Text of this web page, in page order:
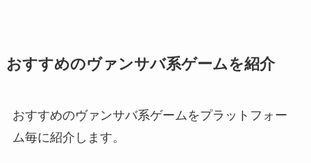
おすすめのヴァンサバ系ゲームを紹介
おすすめのヴァンサバ系ゲームをプラットフォー
ム毎に紹介します。